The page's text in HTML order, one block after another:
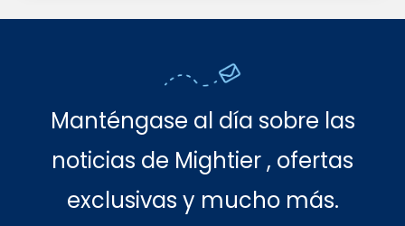
Manténgase al día sobre las
noticias de Mightier , ofertas
exclusivas y mucho más.